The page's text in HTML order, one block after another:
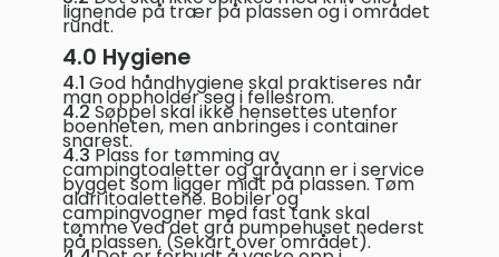
lignende på trær på plassen og i området
rundt.
4.0 Hygiene
4.1 God håndhygiene skal praktiseres når
man oppholder seg i fellesrom.
4.2Søppel skal ikke hensettes utenfor
boenheten, men anbringes i container
snarest.
4.3Plass for tømming av
campingtoaletter og gråvann er i service
bygget som ligger midt på plassen. Tøm
aldri itoalettene. Bobiler og
campingvogner med fast tank skal
tømme ved det grå pumpehuset nederst
på plassen. (Sekart over området).